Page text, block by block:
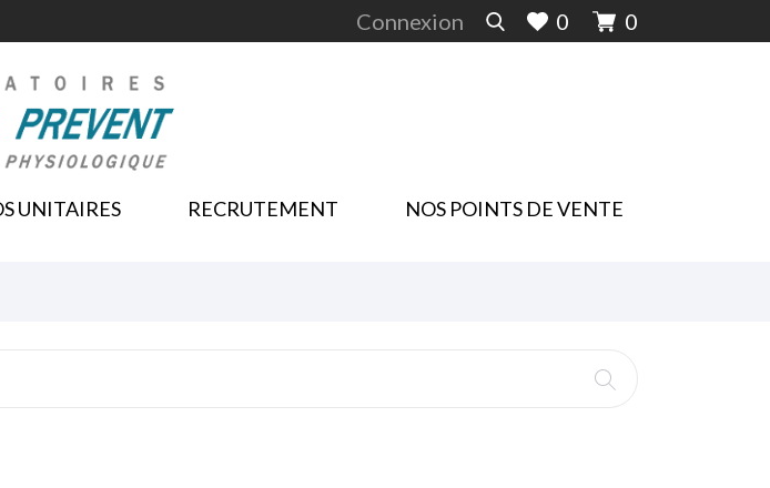
Connexion 0 0
UNITAIRES RECRUTEMENT NOS POINTS DE VENTE
ACACIA